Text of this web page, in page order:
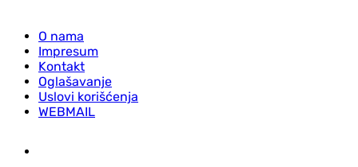
O nama
Impresum
Kontakt
Oglašavanje
Uslovi korišćenja
WEBMAIL